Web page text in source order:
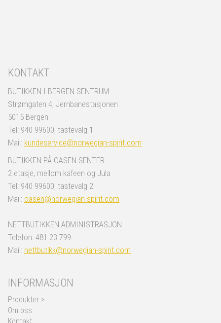
KONTAKT
BUTIKKEN I BERGEN SENTRUM
Strømgaten 4, Jernbanestasjonen
5015 Bergen
Tel: 940 99600, tastevalg 1
Mail: kundeservice@norwegian-spirit.com
BUTIKKEN PÅ OASEN SENTER
2.etasje, mellom kafeen og Jula
Tel: 940 99600, tastevalg 2
Mail: oasen@norwegian-spirit.com
NETTBUTIKKEN ADMINISTRASJON
Telefon: 481 23 799
Mail: nettbutikk@norwegian-spirit.com
INFORMASJON
Produkter >
Om oss